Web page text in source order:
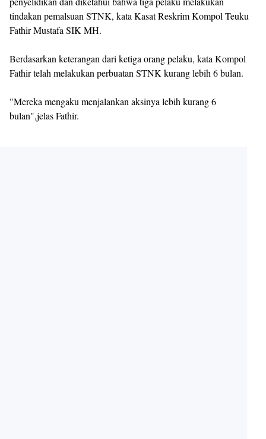
tindakan pemalsuan STNK, kata Kasat Reskrim Kompol Teuku
Fathir Mustafa SIK MH.
Berdasarkan keterangan dari ketiga orang pelaku, kata Kompol
Fathir telah melakukan perbuatan STNK kurang lebih 6 bulan.
"Mereka mengaku menjalankan aksinya lebih kurang 6
bulan",jelas Fathir.